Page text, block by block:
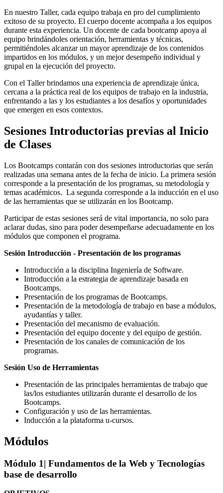
En nuestro Taller, cada equipo trabaja en pro del cumplimiento
exitoso de su proyecto. El cuerpo docente acompaña a los equipos
durante esta experiencia. Un docente de cada bootcamp apoya al
equipo brindándoles orientación, herramientas y técnicas,
permitiéndoles alcanzar un mayor aprendizaje de los contenidos
impartidos en los módulos, y un mejor desempeño individual y
grupal en la ejecución del proyecto.
Con el Taller brindamos una experiencia de aprendizaje única,
cercana a la práctica real de los equipos de trabajo en la industria,
enfrentando a las y los estudiantes a los desafíos y oportunidades
que emergen en esos contextos.
Sesiones Introductorias previas al Inicio
de Clases
Los Bootcamps contarán con dos sesiones introductorias que serán
realizadas una semana antes de la fecha de inicio. La primera sesión
corresponde a la presentación de los programas, su metodología y
temas académicos. La segunda corresponde a la inducción en el uso
de las herramientas que se utilizarán en los Bootcamp.
Participar de estas sesiones será de vital importancia, no solo para
aclarar dudas, sino para poder desempeñarse adecuadamente en los
módulos que componen el programa.
Sesión Introducción - Presentación de los programas
Introducción a la disciplina Ingeniería de Software.
Introducción a la estrategia de aprendizaje basada en
Bootcamps.
Presentación de los programas de Bootcamps.
Presentación de la metodología de trabajo en base a módulos,
ayudantías y taller.
Presentación del mecanismo de evaluación.
Presentación del equipo docente y del equipo de gestión.
Presentación de los canales de comunicación de los
programas.
Sesión Uso de Herramientas
Presentación de las principales herramientas de trabajo que
las/los estudiantes utilizarán durante el desarrollo de los
Bootcamps.
Configuración y uso de las herramientas.
Inducción a la plataforma u-cursos.
Módulos
Módulo 1| Fundamentos de la Web y Tecnologías
base de desarrollo